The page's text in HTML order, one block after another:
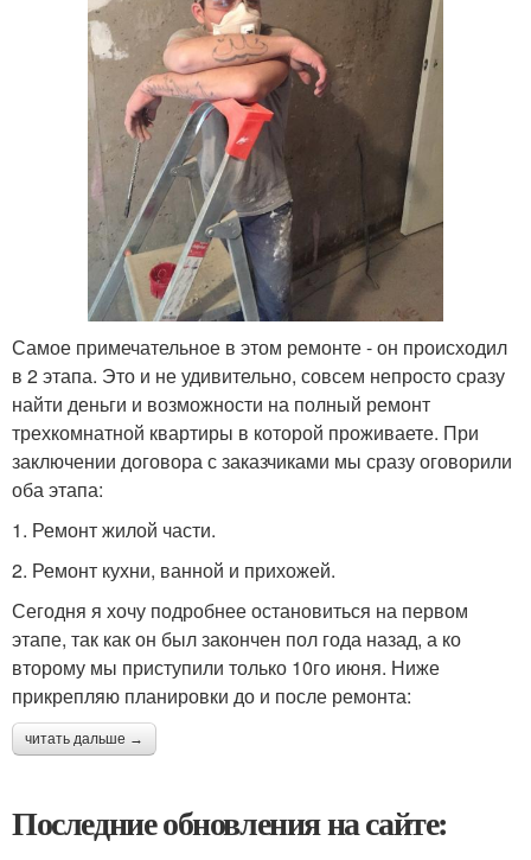
Самое примечательное в этом ремонте - он происходил
в 2 этапа. Это и не удивительно, совсем непросто сразу
найти деньги и возможности на полный ремонт
трехкомнатной квартиры в которой проживаете. При
заключении договора с заказчиками мы сразу оговорили
оба этапа:
1. Ремонт жилой части.
2. Ремонт кухни, ванной и прихожей.
Сегодня я хочу подробнее остановиться на первом
этапе, так как он был закончен пол года назад, а ко
второму мы приступили только 10го июня. Ниже
прикрепляю планировки до и после ремонта:
читать дальше →
Последние обновления на сайте: